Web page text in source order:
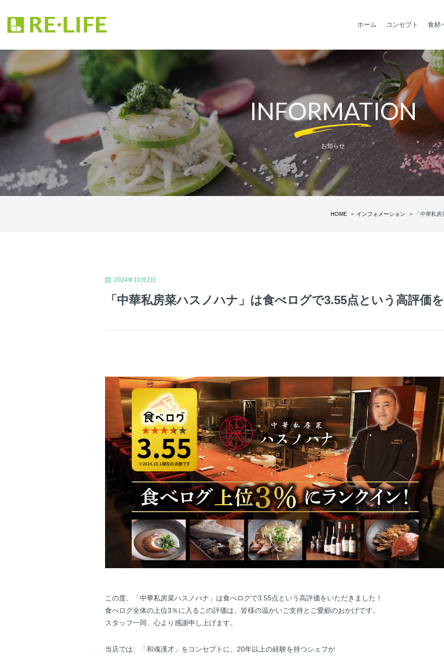
ホーム コンセプト 食材
INFORMATION
お知らせ
HOME インフォメーション 「中華私
2024年10月2日
「中華私房菜ハスノハナ」は食べログで3.55点という高評価
この度、「中華私房菜ハスノハナ」は食べログで3.55点という高評価をいただきました！
食べログ全体の上位3％に入るこの評価は、皆様の温かいご支持とご愛顧のおかげです。
スタッフ一同、心より感謝申し上げます。
当店では、「和魂漢才」をコンセプトに、20年以上の経験を持つシェフが